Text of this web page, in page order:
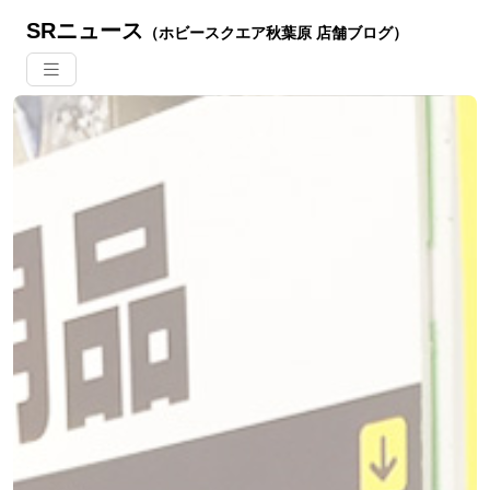
SRニュース （ホビースクエア秋葉原 店舗ブログ）